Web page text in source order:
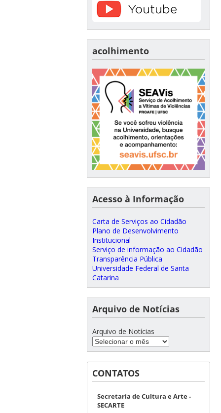
acolhimento
Acesso à Informação
Carta de Serviços ao Cidadão
Plano de Desenvolvimento
Institucional
Serviço de informação ao Cidadão
Transparência Pública
Universidade Federal de Santa
Catarina
Arquivo de Notícias
Arquivo de Notícias
CONTATOS
Secretaria de Cultura e Arte -
SECARTE